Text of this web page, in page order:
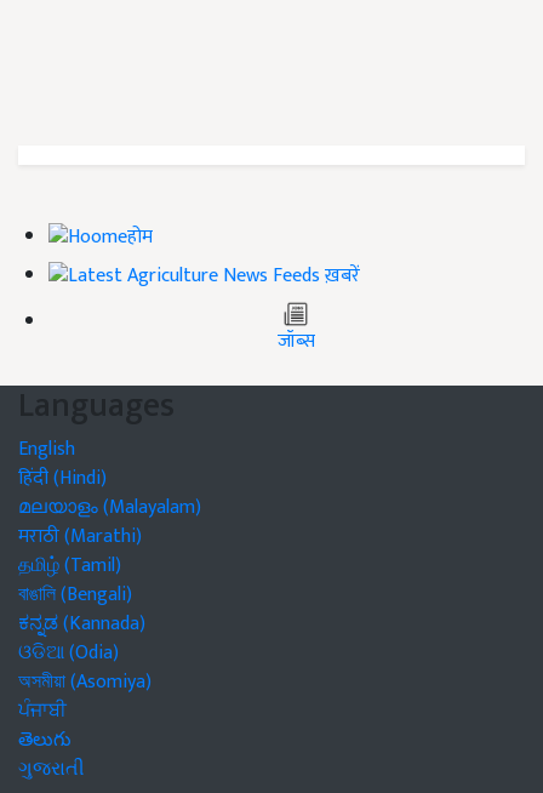
होम
ख़बरें
जॉब्स
Languages
English
हिंदी (Hindi)
മലയാളം (Malayalam)
मराठी (Marathi)
தமிழ் (Tamil)
বাঙালি (Bengali)
ಕನ್ನಡ (Kannada)
ଓଡିଆ (Odia)
অসমীয়া (Asomiya)
ਪੰਜਾਬੀ
తెలుగు
ગુજરાતી